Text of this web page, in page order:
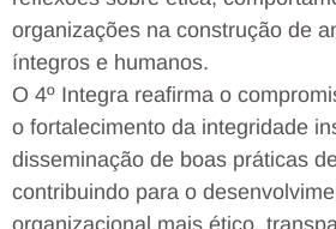
organizações na construção de
íntegros e humanos.
O 4º Integra reafirma o
o fortalecimento da integridade
disseminação de boas práticas
contribuindo para o